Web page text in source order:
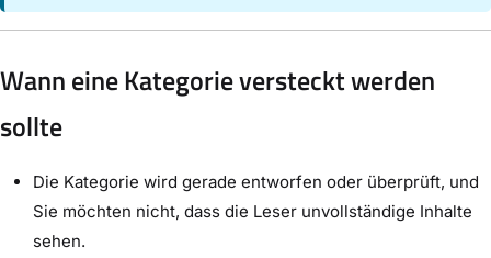
Wann eine Kategorie versteckt werden
sollte
Die Kategorie wird gerade entworfen oder überprüft, und
Sie möchten nicht, dass die Leser unvollständige Inhalte
sehen.